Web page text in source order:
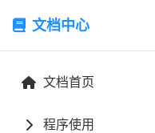
文档中心
文档首页
程序使用